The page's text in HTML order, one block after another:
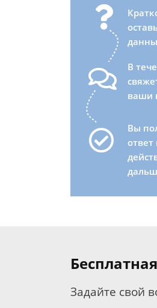
В
ваши
Вы
Задайте свой